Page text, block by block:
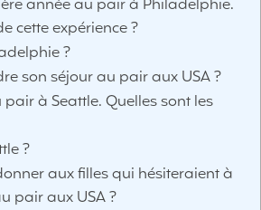
année au pair à Philadelphie.
cette expérience ?
?
son séjour au pair aux USA ?
à Seattle. Quelles sont les
?
aux filles qui hésiteraient à
pair aux USA ?